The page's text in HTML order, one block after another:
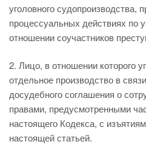
уголовного судопроизводства,
процессуальных действиях по
отношении соучастников
2. Лицо, в отношении которого
отдельное производство в
досудебного соглашения о
правами, предусмотренными
настоящего Кодекса, с
настоящей статьей.